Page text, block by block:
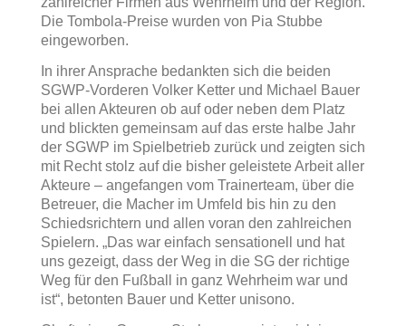
Die Tombola-Preise wurden von Pia Stubbe
eingeworben.
In ihrer Ansprache bedankten sich die beiden
SGWP-Vorderen Volker Ketter und Michael Bauer
bei allen Akteuren ob auf oder neben dem Platz
und blickten gemeinsam auf das erste halbe Jahr
der SGWP im Spielbetrieb zurück und zeigten sich
mit Recht stolz auf die bisher geleistete Arbeit aller
Akteure – angefangen vom Trainerteam, über die
Betreuer, die Macher im Umfeld bis hin zu den
Schiedsrichtern und allen voran den zahlreichen
Spielern. „Das war einfach sensationell und hat
uns gezeigt, dass der Weg in die SG der richtige
Weg für den Fußball in ganz Wehrheim war und
ist“, betonten Bauer und Ketter unisono.